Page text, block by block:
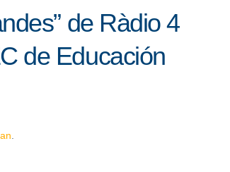
de Ràdio 4
de Educación